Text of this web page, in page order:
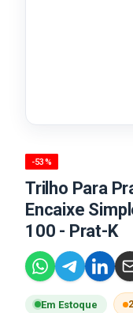
-53%
Trilho Para
Encaixe
100 - Prat-K
Em Estoque